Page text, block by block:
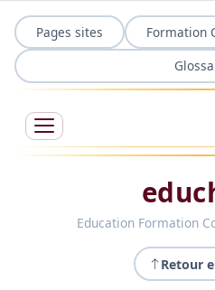
Pages sites Formation
Education Formation
Retour